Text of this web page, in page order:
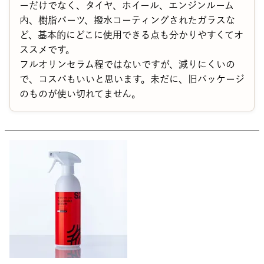
ーだけでなく、タイヤ、ホイール、エンジンルーム
内、樹脂パーツ、撥水コーティングされたガラスな
ど、基本的にどこに使用できる点も分かりやすくてオ
ススメです。
フルオリンセラム程ではないですが、減りにくいの
で、コスパもいいと思います。未だに、旧パッケージ
のものが使い切れてません。